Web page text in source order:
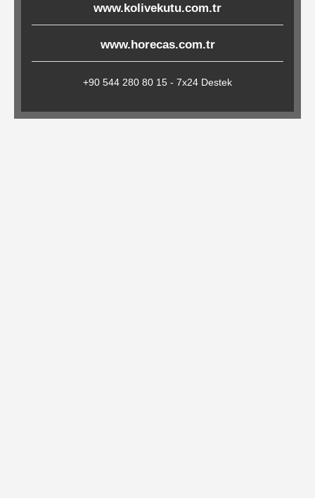
Amerikan
Servisler
&
Kağıt
www.kolivekutu.com.tr
www.horecas.com.tr
+90 544 280 80 15 - 7x24 Destek